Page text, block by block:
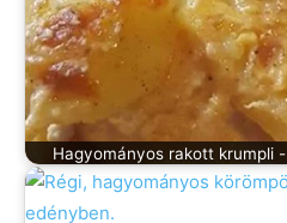
Hagyományos rakott krumpli